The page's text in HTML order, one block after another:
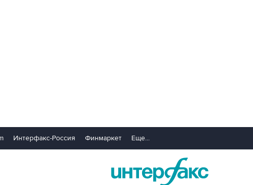
Интерфакс-Россия Финмаркет Еще...